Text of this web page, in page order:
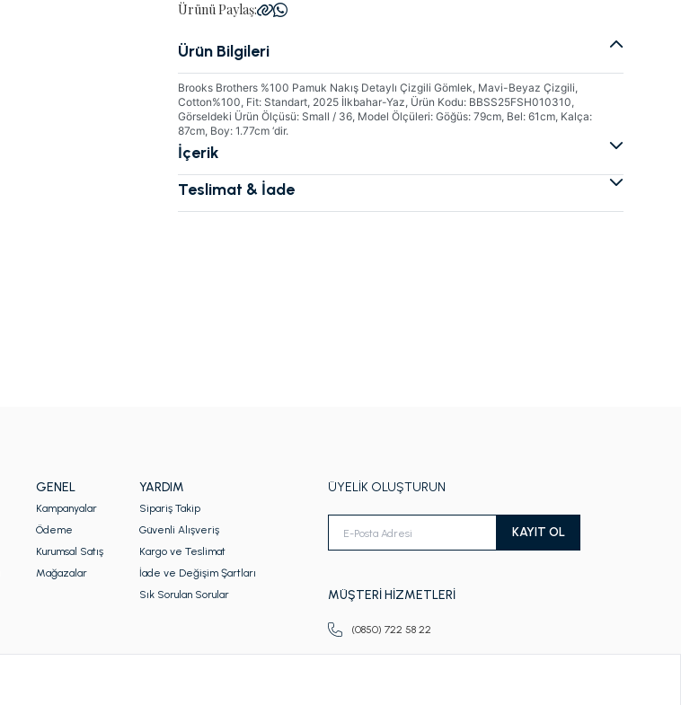
Ürünü Paylaş:
Ürün Bilgileri
Brooks Brothers %100 Pamuk Nakış Detaylı Çizgili Gömlek, Mavi-Beyaz Çizgili,
Cotton%100, Fit: Standart, 2025 İlkbahar-Yaz, Ürün Kodu: BBSS25FSH010310,
Görseldeki Ürün Ölçüsü: Small / 36, Model Ölçüleri: Göğüs: 79cm, Bel: 61cm, Kalça:
87cm, Boy: 1.77cm ‘dir.
İçerik
Teslimat & İade
GENEL
Kampanyalar
Ödeme
Kurumsal Satış
Mağazalar
YARDIM
Sipariş Takip
Güvenli Alışveriş
Kargo ve Teslimat
İade ve Değişim Şartları
Sık Sorulan Sorular
ÜYELİK OLUŞTURUN
KAYIT OL
MÜŞTERİ HİZMETLERİ
(0850) 722 58 22